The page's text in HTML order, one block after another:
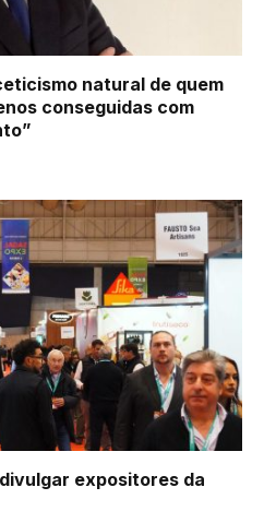
natural de quem
conseguidas com
expositores da